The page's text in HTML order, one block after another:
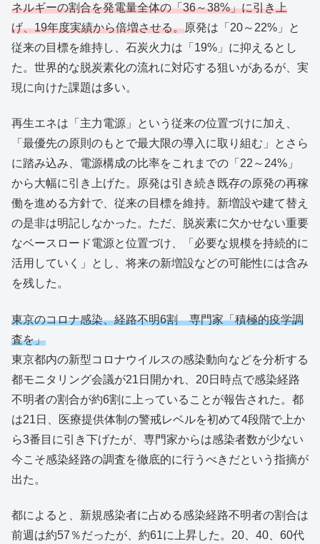
ネルギーの割合を発電量全体の「36～38%」に引き上
げ、19年度実績から倍増させる。原発は「20～22%」と
従来の目標を維持し、石炭火力は「19%」に抑えるとし
た。世界的な脱炭素化の流れに対応する狙いがあるが、実
現に向けた課題は多い。
再生エネは「主力電源」という従来の位置づけに加え、
「最優先の原則のもとで最大限の導入に取り組む」とさら
に踏み込み、電源構成の比率をこれまでの「22～24%」
から大幅に引き上げた。原発は引き続き既存の原発の再稼
働を進める方針で、従来の目標を維持。新増設や建て替え
の是非は明記しなかった。ただ、脱炭素に欠かせない重要
なベースロード電源と位置づけ、「必要な規模を持続的に
活用していく」とし、将来の新増設などの可能性には含み
を残した。
東京のコロナ感染、経路不明6割 専門家「積極的疫学調
査を」
東京都内の新型コロナウイルスの感染動向などを分析する
都モニタリング会議が21日開かれ、20日時点で感染経路
不明者の割合が約6割に上っていることが報告された。都
は21日、医療提供体制の警戒レベルを初めて4段階で上か
ら3番目に引き下げたが、専門家からは感染者数が少ない
今こそ感染経路の調査を徹底的に行うべきだという指摘が
出た。
都によると、新規感染者に占める感染経路不明者の割合は
前週は約57％だったが、約61に上昇した。20、40、60代